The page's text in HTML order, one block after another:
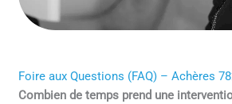
Foire aux Questions (FAQ) – Achères
Combien de temps prend une